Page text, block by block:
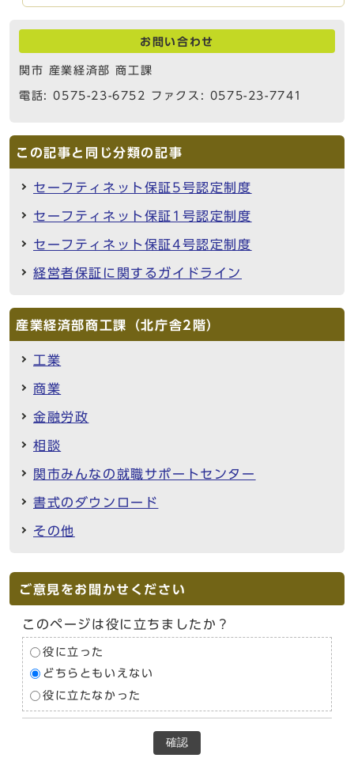
お問い合わせ
関市 産業経済部 商工課
電話: 0575-23-6752 ファクス: 0575-23-7741
この記事と同じ分類の記事
セーフティネット保証5号認定制度
セーフティネット保証1号認定制度
セーフティネット保証4号認定制度
経営者保証に関するガイドライン
産業経済部商工課（北庁舎2階）
工業
商業
金融労政
相談
関市みんなの就職サポートセンター
書式のダウンロード
その他
ご意見をお聞かせください
このページは役に立ちましたか？
役に立った
どちらともいえない
役に立たなかった
確認